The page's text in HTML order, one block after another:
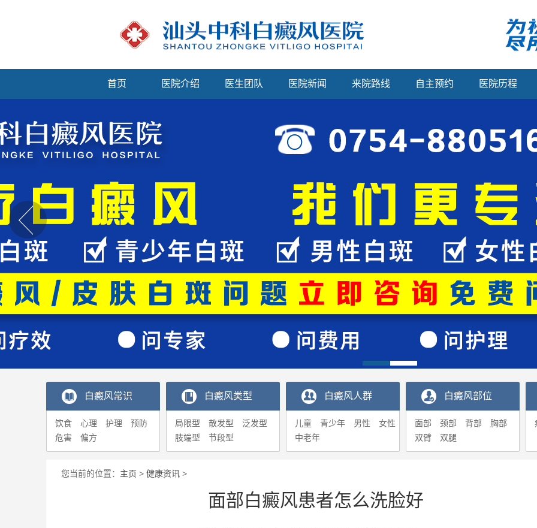
首页 医院介绍 医生团队 医院新闻 来院路线 自主预约 医院历程
白癜风常识
饮食 心理 护理
预防
危害
偏方
白癜风类型
局限型 散发型
泛发型
肢端型
节段型
白癜风人群
儿童 青少年 男性
女性
中老年
白癜风部位
面部 颈部 背部
胸部
双臂
双腿
您当前的位置： 主页 > 健康资讯 >
面部白癜风患者怎么洗脸好